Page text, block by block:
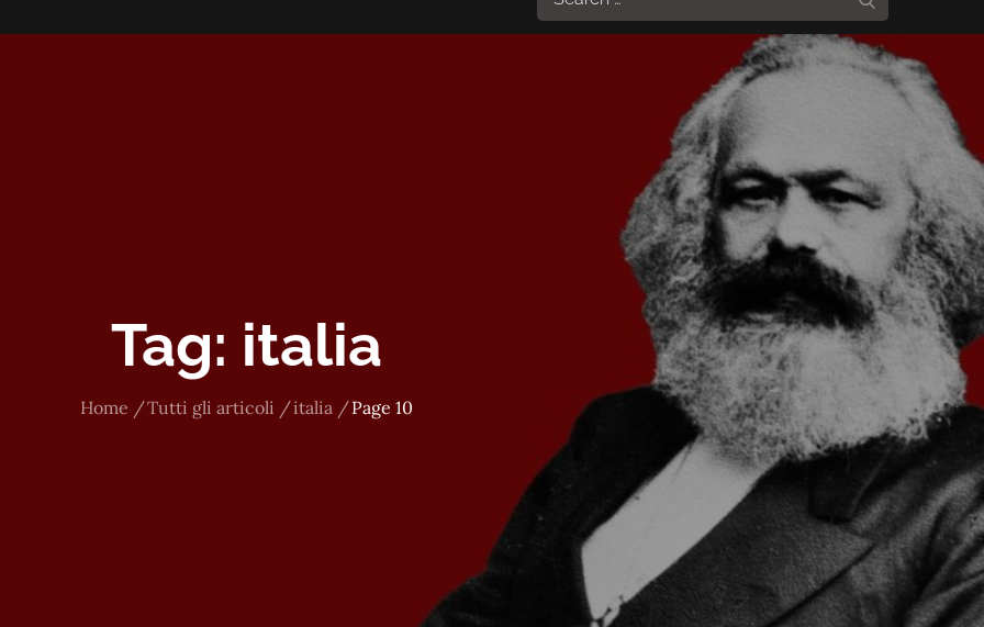
for:
Tag: italia
Home Tutti gli articoli italia Page 10